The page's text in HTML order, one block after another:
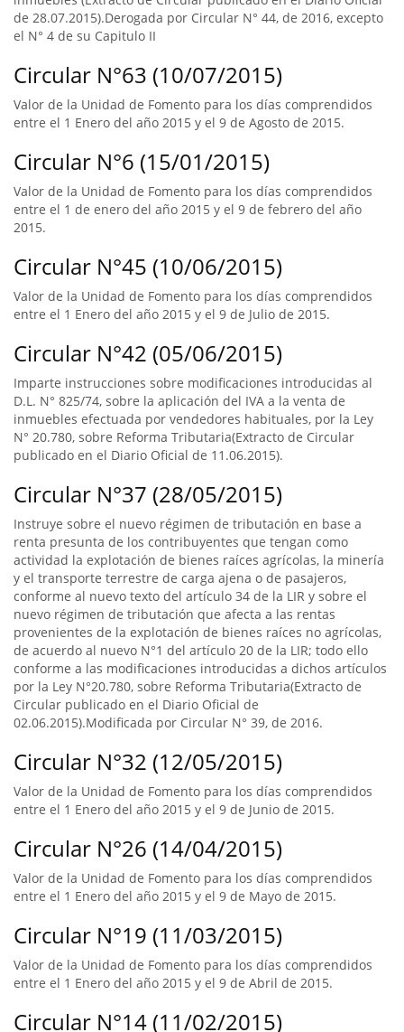
de 28.07.2015).Derogada por Circular N° 44, de 2016, excepto
el N° 4 de su Capitulo II
Circular N°63 (10/07/2015)
Valor de la Unidad de Fomento para los días comprendidos
entre el 1 Enero del año 2015 y el 9 de Agosto de 2015.
Circular N°6 (15/01/2015)
Valor de la Unidad de Fomento para los días comprendidos
entre el 1 de enero del año 2015 y el 9 de febrero del año
2015.
Circular N°45 (10/06/2015)
Valor de la Unidad de Fomento para los días comprendidos
entre el 1 Enero del año 2015 y el 9 de Julio de 2015.
Circular N°42 (05/06/2015)
Imparte instrucciones sobre modificaciones introducidas al
D.L. N° 825/74, sobre la aplicación del IVA a la venta de
inmuebles efectuada por vendedores habituales, por la Ley
N° 20.780, sobre Reforma Tributaria(Extracto de Circular
publicado en el Diario Oficial de 11.06.2015).
Circular N°37 (28/05/2015)
Instruye sobre el nuevo régimen de tributación en base a
renta presunta de los contribuyentes que tengan como
actividad la explotación de bienes raíces agrícolas, la minería
y el transporte terrestre de carga ajena o de pasajeros,
conforme al nuevo texto del artículo 34 de la LIR y sobre el
nuevo régimen de tributación que afecta a las rentas
provenientes de la explotación de bienes raíces no agrícolas,
de acuerdo al nuevo N°1 del artículo 20 de la LIR; todo ello
conforme a las modificaciones introducidas a dichos artículos
por la Ley N°20.780, sobre Reforma Tributaria(Extracto de
Circular publicado en el Diario Oficial de
02.06.2015).Modificada por Circular N° 39, de 2016.
Circular N°32 (12/05/2015)
Valor de la Unidad de Fomento para los días comprendidos
entre el 1 Enero del año 2015 y el 9 de Junio de 2015.
Circular N°26 (14/04/2015)
Valor de la Unidad de Fomento para los días comprendidos
entre el 1 Enero del año 2015 y el 9 de Mayo de 2015.
Circular N°19 (11/03/2015)
Valor de la Unidad de Fomento para los días comprendidos
entre el 1 Enero del año 2015 y el 9 de Abril de 2015.
Circular N°14 (11/02/2015)